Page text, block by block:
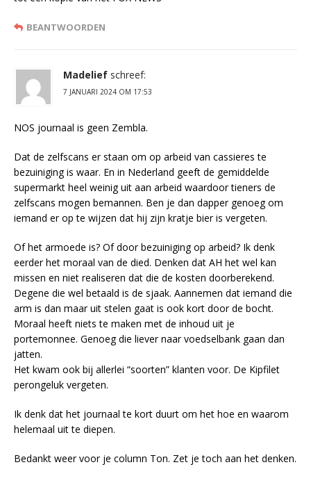
BEANTWOORDEN
Madelief schreef:
7 JANUARI 2024 OM 17:53
NOS journaal is geen Zembla.
Dat de zelfscans er staan om op arbeid van cassieres te
bezuiniging is waar. En in Nederland geeft de gemiddelde
supermarkt heel weinig uit aan arbeid waardoor tieners de
zelfscans mogen bemannen. Ben je dan dapper genoeg om
iemand er op te wijzen dat hij zijn kratje bier is vergeten.
Of het armoede is? Of door bezuiniging op arbeid? Ik denk
eerder het moraal van de died. Denken dat AH het wel kan
missen en niet realiseren dat die de kosten doorberekend.
Degene die wel betaald is de sjaak. Aannemen dat iemand die
arm is dan maar uit stelen gaat is ook kort door de bocht.
Moraal heeft niets te maken met de inhoud uit je
portemonnee. Genoeg die liever naar voedselbank gaan dan
jatten.
Het kwam ook bij allerlei “soorten” klanten voor. De Kipfilet
perongeluk vergeten.
Ik denk dat het journaal te kort duurt om het hoe en waarom
helemaal uit te diepen.
Bedankt weer voor je column Ton. Zet je toch aan het denken.